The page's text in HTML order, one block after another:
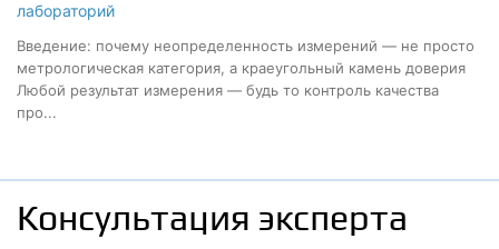
лабораторий
Введение: почему неопределенность измерений — не просто
метрологическая категория, а краеугольный камень доверия
Любой результат измерения — будь то контроль качества
про...
Консультация эксперта